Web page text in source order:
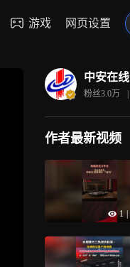
游戏 网页设置
中安在线
粉丝3.0万 |
作者最新视频
1 |